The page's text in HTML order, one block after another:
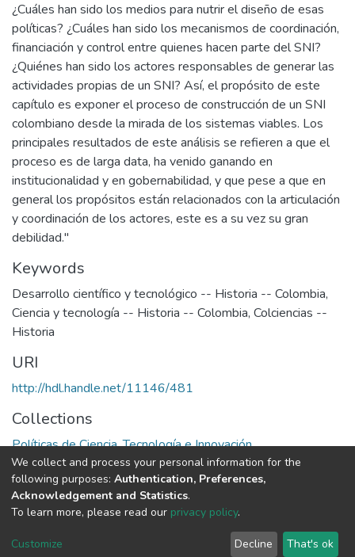
¿Cuáles han sido los medios para nutrir el diseño de esas
políticas? ¿Cuáles han sido los mecanismos de coordinación,
financiación y control entre quienes hacen parte del SNI?
¿Quiénes han sido los actores responsables de generar las
actividades propias de un SNI? Así, el propósito de este
capítulo es exponer el proceso de construcción de un SNI
colombiano desde la mirada de los sistemas viables. Los
principales resultados de este análisis se refieren a que el
proceso es de larga data, ha venido ganando en
institucionalidad y en gobernabilidad, y que pese a que en
general los propósitos están relacionados con la articulación
y coordinación de los actores, este es a su vez su gran
debilidad."
Keywords
Desarrollo científico y tecnológico -- Historia -- Colombia,
Ciencia y tecnología -- Historia -- Colombia, Colciencias --
Historia
URI
http://hdl.handle.net/11146/481
Collections
Políticas de Ciencia, Tecnología e Innovación
Full item page
DSpace software copyright © 2002-2026
Cookie
End User
Send
We collect and process your personal information for the
following purposes: Authentication, Preferences,
Acknowledgement and Statistics.
To learn more, please read our privacy policy.
Customize Decline That's ok